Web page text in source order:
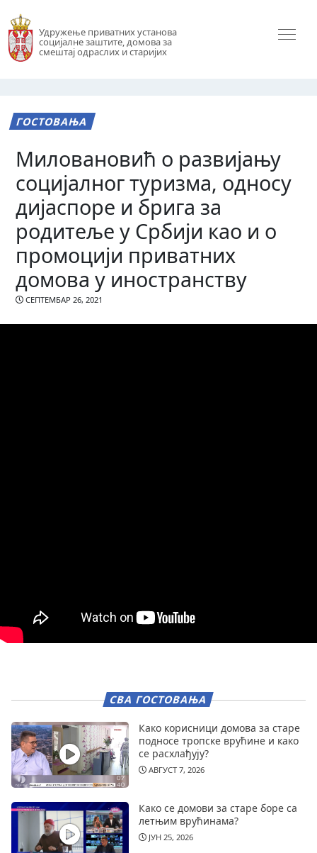
Удружење приватних установа
социјалне заштите, домова за
смештај одраслих и старијих
ГОСТОВАЊА
Миловановић о развијању
социјалног туризма, односу
дијаспоре и брига за
родитеље у Србији као и о
промоцији приватних
домова у иностранству
СЕПТЕМБАР 26, 2021
СВА ГОСТОВАЊА
Како корисници домова за старе
подносе тропске врућине и како
се расхлађују?
АВГУСТ 7, 2026
Како се домови за старе боре са
летњим врућинама?
ЈУН 25, 2026